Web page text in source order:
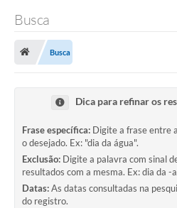
Busca
Busca
Dica para refinar os
Frase específica: Digite a frase entre
o desejado. Ex: "dia da água".
Exclusão: Digite a palavra com sinal
resultados com a mesma. Ex: dia da -
Datas:As datas consultadas na
do registro.